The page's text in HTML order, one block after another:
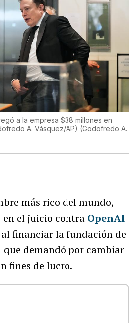
a la empresa $38 millones en
A. Vásquez/AP) (Godofredo A.
más rico del mundo,
en el juicio contra OpenAI
al financiar la fundación de
que demandó por cambiar
fines de lucro.